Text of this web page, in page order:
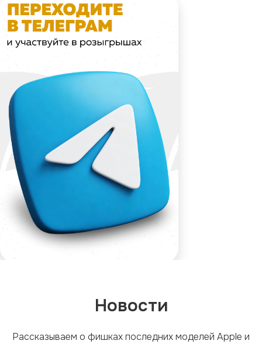
Новости
Рассказываем о фишках последних моделей Apple и